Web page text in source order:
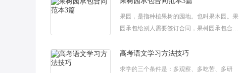
果园，是指种植果树的园地。也叫果木园。果
园承包给别人需要签订合同，果树园承包合同
欢迎参考阅读。果树园承包合同范本1发包
高考语文学习方法技巧
求学的三个条件是：多观察、多吃苦、多研